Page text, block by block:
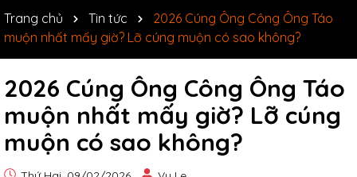
Trang chủ Tin tức
2026 Cúng Ông Công Ông Táo
muộn nhất mấy giờ? Lỡ cúng muộn có sao không?
2026 Cúng Ông Công Ông Táo
muộn nhất mấy giờ? Lỡ cúng
muộn có sao không?